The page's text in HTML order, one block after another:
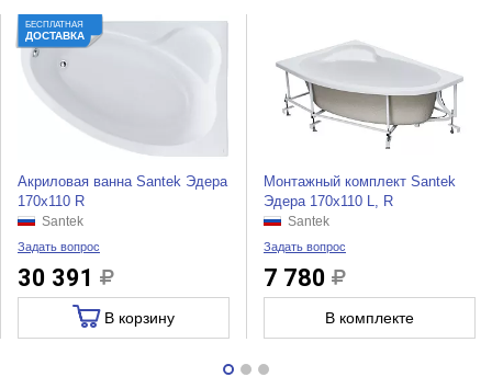
БЕСПЛАТНАЯ
ДОСТАВКА
Акриловая ванна Santek Эдера
170x110 R
Santek
Задать вопрос
30 391
В корзину
Монтажный комплект Santek
Эдера 170x110 L, R
Santek
Задать вопрос
7 780
В комплекте